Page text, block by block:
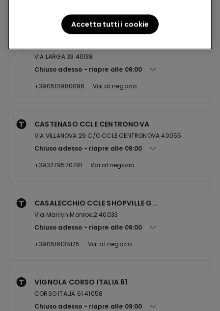
VIA LARGA 33 40138
Chiuso adesso
riapre alle 09:00
+390510980096
Vai al negozio
CASTENASO CCLE CENTRONOVA
VIA VILLANOVA 29 C/O CCLE CENTRONOVA 40055
Chiuso adesso
riapre alle 09:00
+393279570781
Vai al negozio
CASALECCHIO CCLE SHOPVILLE G...
Via Marilyn Monroe,2 40033
Chiuso adesso
riapre alle 09:00
+390516135125
Vai al negozio
VIGNOLA CORSO ITALIA 61
CORSO ITALIA 61 41058
Chiuso adesso
riapre alle 09:00
Accetta tutti i cookie